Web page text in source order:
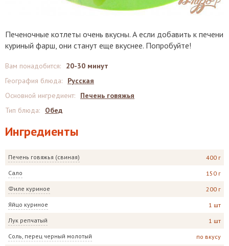
Печеночные котлеты очень вкусны. А если добавить к печени
куриный фарш, они станут еще вкуснее. Попробуйте!
Ингредиенты
Печень говяжья (свиная) 400 г
Сало 150 г
Филе куриное 200 г
Яйцо куриное 1 шт
Лук репчатый 1 шт
Соль, перец черный молотый по вкусу
Вам понадобится:
20-30 минут
География блюда:
Русская
Основной ингредиент:
Печень говяжья
Тип блюда: Обед